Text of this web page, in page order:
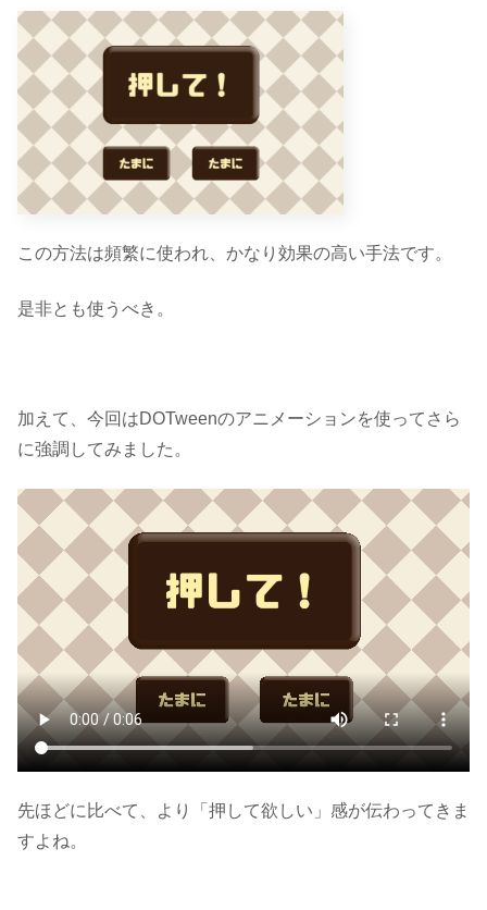
この方法は頻繁に使われ、かなり効果の高い手法です。
是非とも使うべき。
加えて、今回はDOTweenのアニメーションを使ってさら
に強調してみました。
先ほどに比べて、より「押して欲しい」感が伝わってきま
すよね。